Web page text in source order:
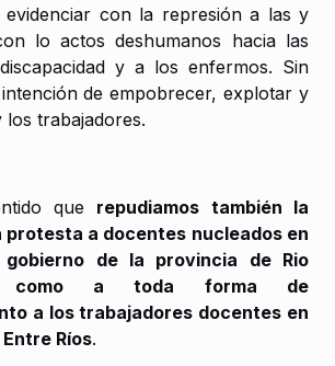
evidenciar con la represión a las y
lo actos deshumanos hacia las
y a los enfermos. Sin
de empobrecer, explotar y
los trabajadores.
que repudiamos también la
protesta a docentes nucleados en
gobierno de la provincia de Rio
como a toda forma de
a los trabajadores docentes en
Ríos.